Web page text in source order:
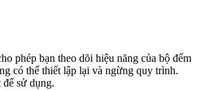
phép bạn theo dõi hiệu năng của bộ đếm
có thể thiết lập lại và ngừng quy trình.
sử dụng.